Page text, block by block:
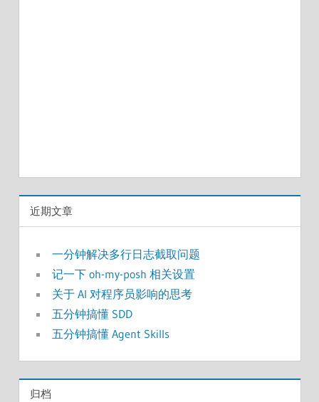
近期文章
一分钟解决多行日志截取问题
记一下 oh-my-posh 相关设置
关于 AI 对程序员影响的思考
五分钟搞懂 SDD
五分钟搞懂 Agent Skills
归档